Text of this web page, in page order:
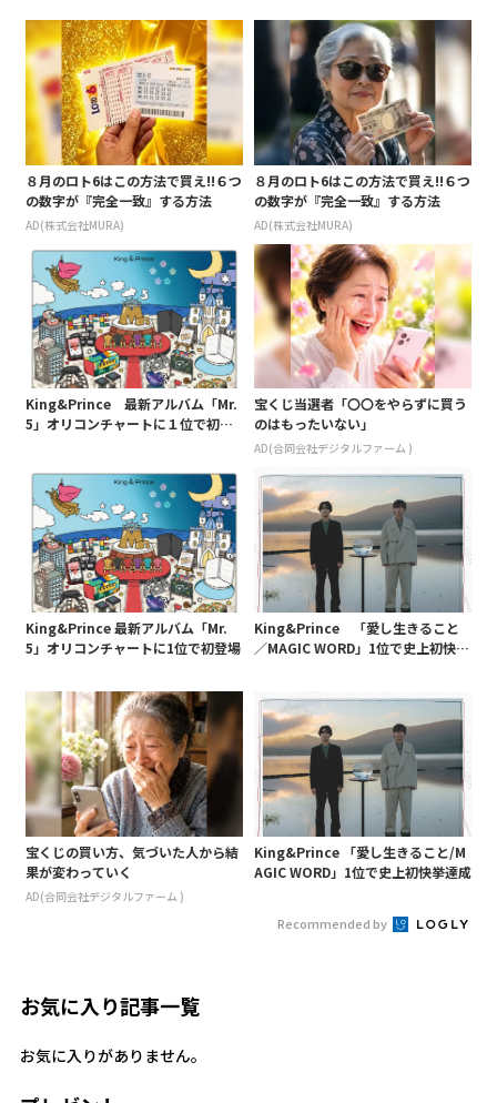
８月のロト6はこの方法で買え!!６つ
の数字が『完全一致』する方法
AD(株式会社MURA)
８月のロト6はこの方法で買え!!６つ
の数字が『完全一致』する方法
AD(株式会社MURA)
King&Prince 最新アルバム「Mr.
5」オリコンチャートに１位で初登
宝くじ当選者「〇〇をやらずに買う
のはもったいない」
AD(合同会社デジタルファーム )
King&Prince 最新アルバム「Mr.
5」オリコンチャートに1位で初登場
King&Prince 「愛し生きること
／MAGIC WORD」1位で史上初快挙
宝くじの買い方、気づいた人から結
果が変わっていく
AD(合同会社デジタルファーム )
King&Prince 「愛し生きること/M
AGIC WORD」1位で史上初快挙達成
Recommended by
お気に入り記事一覧
お気に入りがありません。